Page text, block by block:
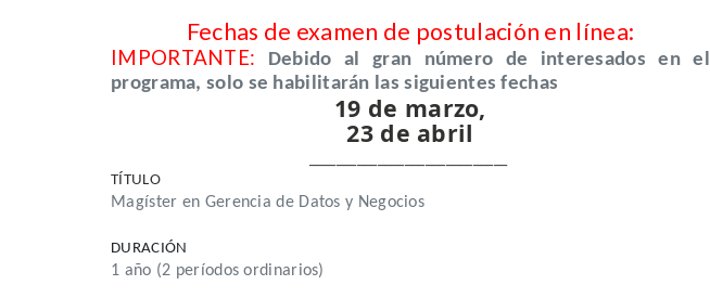
Fechas de examen de postulación en línea:
IMPORTANTE:
Debido al gran número de interesados en el
programa, solo se habilitarán las siguientes fechas
19 de marzo,
23 de abril
TÍTULO
Magíster en Gerencia de Datos y Negocios
DURACIÓN
1 año (2 períodos ordinarios)